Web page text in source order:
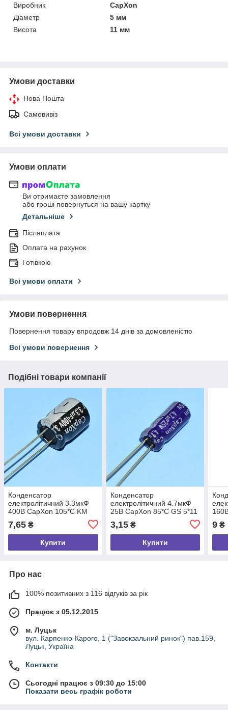
Виробник
CapXon
Діаметр
5 мм
Висота
11 мм
Умови доставки
Нова Пошта
Самовивіз
Всі умови доставки
Умови оплати
Ви отримаєте замовлення
або гроші повернуться на вашу картку
Детальніше
Післяплата
Оплата на рахунок
Готівкою
Всі умови оплати
Умови повернення
Повернення товару впродовж 14 днів за домовленістю
Всі умови повернення
Подібні товари компанії
Конденсатор
електролітичний 3.3мкФ
400В CapXon 105*C KM
7,65 ₴
Купити
Конденсатор
електролітичний 4.7мкФ
25В CapXon 85*C GS 5*11
3,15₴
Купити
9 ₴
Про нас
100% позитивних з 116 відгуків за рік
Працює з 05.12.2015
м. Луцьк
вул. Карпенко-Карого, 1 ("Завокзальний ринок") пав.159,
Луцьк, Україна
Контакти
Сьогодні працює з 09:30 до 15:00
Показати весь графік роботи